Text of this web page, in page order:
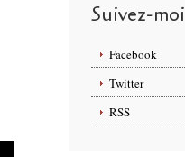
Suivez-moi
Facebook
Twitter
RSS